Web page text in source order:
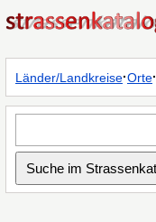
Länder/Landkreise·Orte·